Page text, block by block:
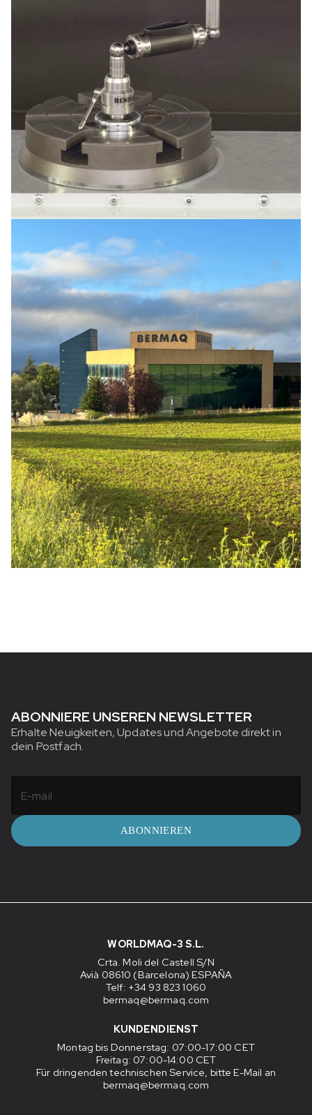
ABONNIERE UNSEREN NEWSLETTER
Erhalte Neuigkeiten, Updates und Angebote direkt in
dein Postfach.
ABONNIEREN
WORLDMAQ-3 S.L.
Crta. Moli del Castell S/N
Avià 08610 (Barcelona) ESPAÑA
Telf: +34 93 823 1060
bermaq@bermaq.com
KUNDENDIENST
Montag bis Donnerstag: 07:00-17:00 CET
Freitag: 07:00-14:00 CET
Für dringenden technischen Service, bitte E-Mail an
bermaq@bermaq.com